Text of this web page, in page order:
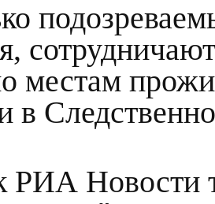
местам
в
РИА Новости